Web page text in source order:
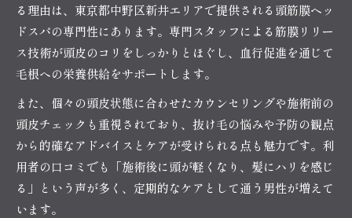
る理由は、東京都中野区新井エリアで提供される頭筋膜ヘッ
ドスパの専門性にあります。専門スタッフによる筋膜リリー
ス技術が頭皮のコリをしっかりとほぐし、血行促進を通じて
毛根への栄養供給をサポートします。
また、個々の頭皮状態に合わせたカウンセリングや施術前の
頭皮チェックも重視されており、抜け毛の悩みや予防の観点
から的確なアドバイスとケアが受けられる点も魅力です。利
用者の口コミでも「施術後に頭が軽くなり、髪にハリを感じ
る」という声が多く、定期的なケアとして通う男性が増えて
います。